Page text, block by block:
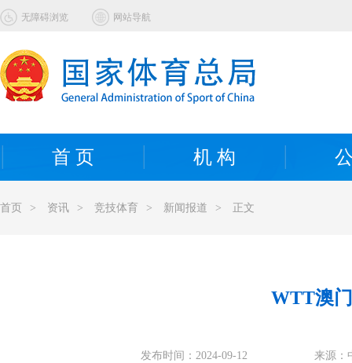
无障碍浏览 网站导航
首 页 机 构
首页 > 资讯 > 竞技体育 > 新闻报道 > 正文
WTT澳
发布时间： 2024-09-12 来源：